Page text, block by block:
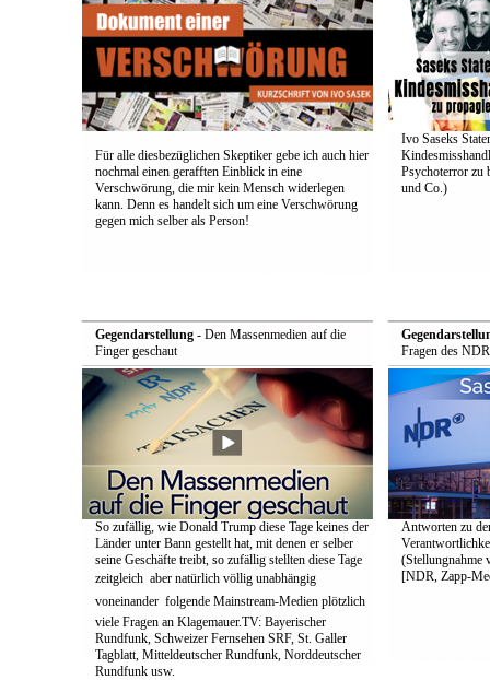
Für alle diesbezüglichen Skeptiker gebe ich auch hier
nochmal einen gerafften Einblick in eine
Verschwörung, die mir kein Mensch widerlegen
kann. Denn es handelt sich um eine Verschwörung
gegen mich selber als Person!
Ivo Saseks
Psychoterror zu
und Co.)
Gegendarstellung- Den Massenmedien auf die
Finger geschaut
So zufällig, wie Donald Trump diese Tage keines der
Länder unter Bann gestellt hat, mit denen er selber
seine Geschäfte treibt, so zufällig stellten diese Tage
zeitgleich  aber natürlich völlig unabhängig
voneinander  folgende Mainstream-Medien plötzlich
viele Fragen an Klagemauer.TV: Bayerischer
Rundfunk, Schweizer Fernsehen SRF, St. Galler
Tagblatt, Mitteldeutscher Rundfunk, Norddeutscher
Rundfunk usw.
Fragen des
Antworten zu
(Stellungnahme
[NDR, Zapp-